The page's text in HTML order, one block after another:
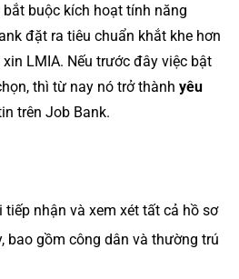
buộc kích hoạt tính năng
đặt ra tiêu chuẩn khắt khe hơn
LMIA. Nếu trước đây việc bật
thì từ nay nó trở thành yêu
trên Job Bank.
tiếp nhận và xem xét tất cả hồ sơ
bao gồm công dân và thường trú